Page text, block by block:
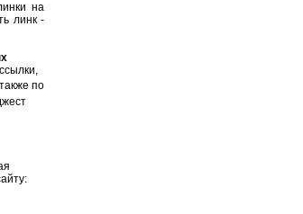
на
линк -
также по